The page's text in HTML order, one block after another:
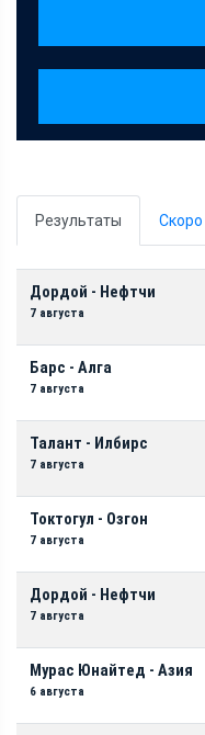
Результаты Скоро
Дордой - Нефтчи
7 августа
Барс - Алга
7 августа
Талант - Илбирс
7 августа
Токтогул - Озгон
7 августа
Дордой - Нефтчи
7 августа
Мурас Юнайтед - Азия
6 августа